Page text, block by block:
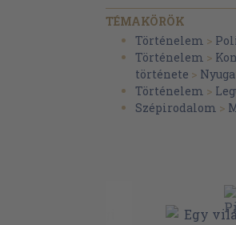
A merénylet
"A gondviselés
Az ügyefogyottság
TÉMAKÖRÖK
Történelem >
Történelem >
története >
Történelem >
Szépirodalom >